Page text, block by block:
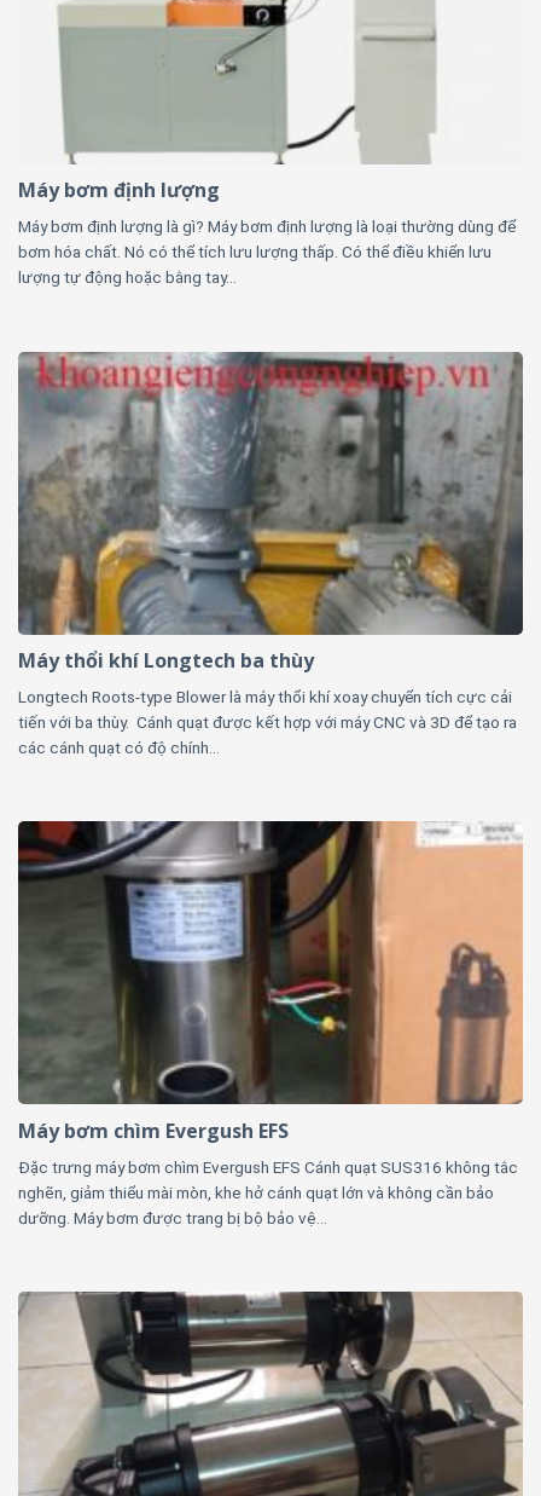
Máy bơm định lượng
Máy bơm định lượng là gì? Máy bơm định lượng là loại thường dùng để
bơm hóa chất. Nó có thể tích lưu lượng thấp. Có thể điều khiển lưu
lượng tự động hoặc bằng tay...
Máy thổi khí Longtech ba thùy
Longtech Roots-type Blower là máy thổi khí xoay chuyển tích cực cải
tiến với ba thùy. Cánh quạt được kết hợp với máy CNC và 3D để tạo ra
các cánh quạt có độ chính...
Máy bơm chìm Evergush EFS
Đặc trưng máy bơm chìm Evergush EFS Cánh quạt SUS316 không tắc
nghẽn, giảm thiểu mài mòn, khe hở cánh quạt lớn và không cần bảo
dưỡng. Máy bơm được trang bị bộ bảo vệ...